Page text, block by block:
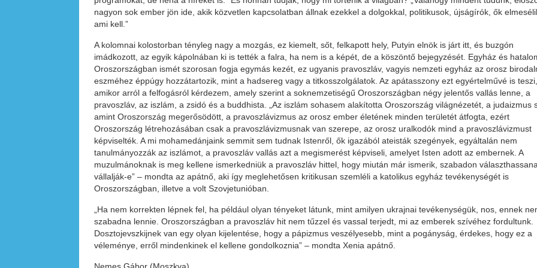
nagyon sok ember jön ide, akik közvetlen kapcsolatban állnak ezekkel a dolgokkal, politikusok, újságírók, ők
ami kell.”
A kolomnai kolostorban tényleg nagy a mozgás, ez kiemelt, sőt, felkapott hely, Putyin elnök is járt itt, és buzgón
imádkozott, az egyik kápolnában ki is tették a falra, ha nem is a képét, de a köszöntő bejegyzését. Egyház és
Oroszországban ismét szorosan fogja egymás kezét, ez ugyanis pravoszláv, vagyis nemzeti egyház az orosz
eszméhez éppúgy hozzátartozik, mint a hadsereg vagy a titkosszolgálatok. Az apátasszony ezt egyértelművé is teszi,
amikor arról a felfogásról kérdezem, amely szerint a soknemzetiségű Oroszországban négy jelentős vallás lenne, a
pravoszláv, az iszlám, a zsidó és a buddhista. „Az iszlám sohasem alakította Oroszország világnézetét, a judaizmus
amint Oroszország megerősödött, a pravoszlávizmus az orosz ember életének minden területét átfogta, ezért
Oroszország létrehozásában csak a pravoszlávizmusnak van szerepe, az orosz uralkodók mind a pravoszlávizmust
képviselték. A mi mohamedánjaink semmit sem tudnak Istenről, ők igazából ateisták szegények, egyáltalán nem
tanulmányozzák az iszlámot, a pravoszláv vallás azt a megismerést képviseli, amelyet Isten adott az embernek. A
muzulmánoknak is meg kellene ismerkedniük a pravoszláv hittel, hogy miután már ismerik, szabadon
vállalják-e” – mondta az apátnő, aki így meglehetősen kritikusan szemléli a katolikus egyház tevékenységét is
Oroszországban, illetve a volt Szovjetunióban.
„Ha nem korrekten lépnek fel, ha például olyan tényeket látunk, mint amilyen ukrajnai tevékenységük, nos, ennek
szabadna lennie. Oroszországban a pravoszláv hit nem tűzzel és vassal terjedt, mi az emberek szívéhez fordultunk.
Dosztojevszkijnek van egy olyan kijelentése, hogy a pápizmus veszélyesebb, mint a pogányság, érdekes, hogy ez a
véleménye, erről mindenkinek el kellene gondolkoznia” – mondta Xenia apátnő.